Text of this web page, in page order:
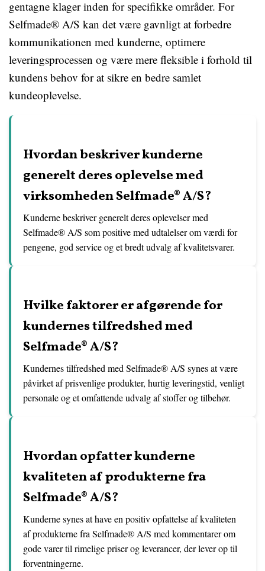
gentagne klager inden for specifikke områder. For
Selfmade® A/S kan det være gavnligt at forbedre
kommunikationen med kunderne, optimere
leveringsprocessen og være mere fleksible i forhold til
kundens behov for at sikre en bedre samlet
kundeoplevelse.
Hvordan beskriver kunderne
generelt deres oplevelse med
virksomheden Selfmade® A/S?
Kunderne beskriver generelt deres oplevelser med
Selfmade® A/S som positive med udtalelser om værdi for
pengene, god service og et bredt udvalg af kvalitetsvarer.
Hvilke faktorer er afgørende for
kundernes tilfredshed med
Selfmade® A/S?
Kundernes tilfredshed med Selfmade® A/S synes at være
påvirket af prisvenlige produkter, hurtig leveringstid, venligt
personale og et omfattende udvalg af stoffer og tilbehør.
Hvordan opfatter kunderne
kvaliteten af produkterne fra
Selfmade® A/S?
Kunderne synes at have en positiv opfattelse af kvaliteten
af produkterne fra Selfmade® A/S med kommentarer om
gode varer til rimelige priser og leverancer, der lever op til
forventningerne.